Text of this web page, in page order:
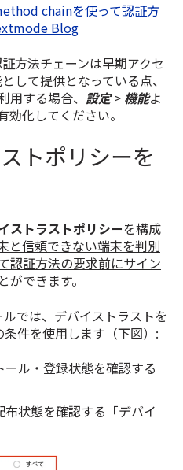
chainを使って認証方
Blog
方法チェーンは早期アクセ
して提供となっている点、
用する場合、 設定> 機能よ
効化してください。
トポリシーを
ストラストポリシーを構成
と信頼できない端末を判別
認証方法の要求前にサイン
ができます。
では、デバイストラストを
件を使用します（下図）:
ール・登録状態を確認する
状態を確認する「デバイ